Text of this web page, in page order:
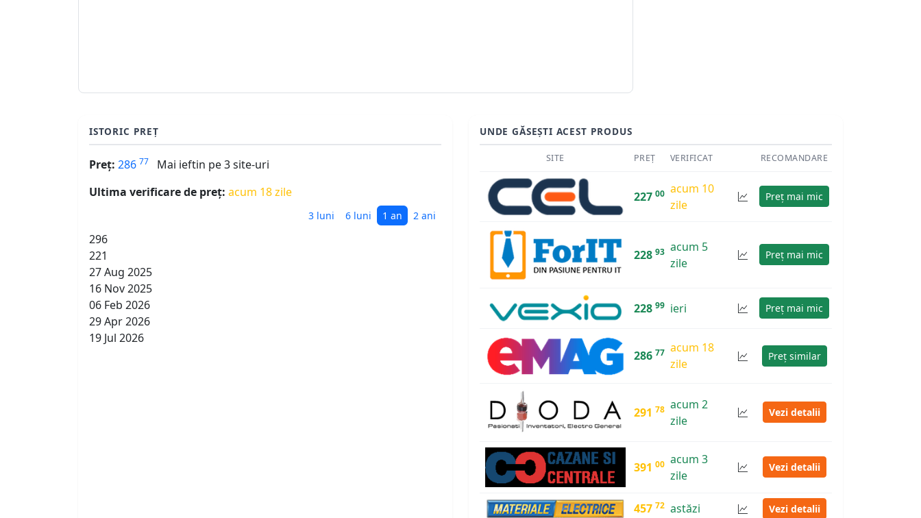
ISTORIC PREȚ
Preț: 286 77
Mai ieftin pe 3 site-uri
Ultima verificare de preț: acum 18 zile
3 luni 6 luni 1 an 2 ani
296
221
27 Aug 2025
16 Nov 2025
06 Feb 2026
29 Apr 2026
19 Jul 2026
UNDE GĂSEȘTI ACEST PRODUS
SITE PREȚ VERIFICAT RECOMANDARE
227 00 acum 10
zile
Preț mai mic
228 93 acum 5
zile
Preț mai mic
228 99 ieri Preț mai mic
286 77 acum 18
zile
Preț similar
291 78 acum 2
zile
Vezi detalii
391 00 acum 3
zile
Vezi detalii
457 72 astăzi Vezi detalii